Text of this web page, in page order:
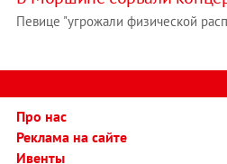
Певице "угрожали физической
Про нас
Реклама на сайте
Ивенты